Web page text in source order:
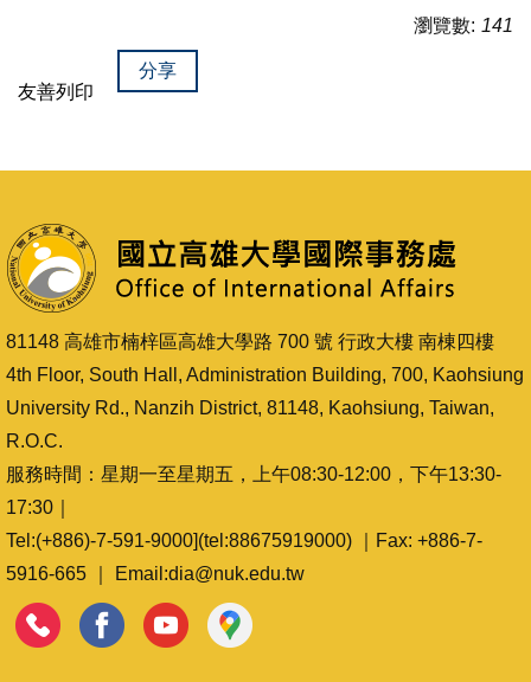
瀏覽數: 141
友善列印
分享
81148 高雄市楠梓區高雄大學路 700 號 行政大樓 南棟四樓
4th Floor, South Hall, Administration Building, 700, Kaohsiung
University Rd., Nanzih District, 81148, Kaohsiung, Taiwan,
R.O.C.
服務時間：星期一至星期五，上午08:30-12:00，下午13:30-
17:30｜
Tel:(+886)-7-591-9000](tel:88675919000) ｜Fax: +886-7-
5916-665 ｜ Email:dia@nuk.edu.tw